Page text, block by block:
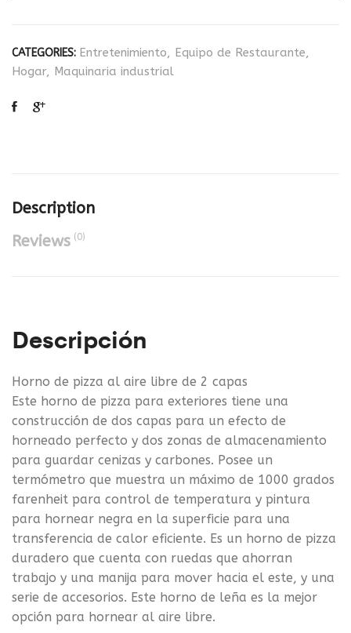
CATEGORIES: Entretenimiento, Equipo de Restaurante,
Hogar, Maquinaria industrial
Description
Reviews(0)
Descripción
Horno de pizza al aire libre de 2 capas
Este horno de pizza para exteriores tiene una
construcción de dos capas para un efecto de
horneado perfecto y dos zonas de almacenamiento
para guardar cenizas y carbones. Posee un
termómetro que muestra un máximo de 1000 grados
farenheit para control de temperatura y pintura
para hornear negra en la superficie para una
transferencia de calor eficiente. Es un horno de pizza
duradero que cuenta con ruedas que ahorran
trabajo y una manija para mover hacia el este, y una
serie de accesorios. Este horno de leña es la mejor
opción para hornear al aire libre.